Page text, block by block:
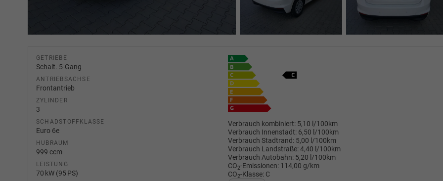
GETRIEBE
Schalt. 5-Gang
ANTRIEBSACHSE
Frontantrieb
ZYLINDER
3
SCHADSTOFFKLASSE
Euro 6e
HUBRAUM
999 ccm
LEISTUNG
70 kW (95 PS)
Verbrauch kombiniert: 5,10 l/100km
Verbrauch Innenstadt: 6,50 l/100km
Verbrauch Stadtrand: 5,00 l/100km
Verbrauch Landstraße:4,40 l/100km
Verbrauch Autobahn: 5,20 l/100km
CO2-Emissionen: 114,00 g/km
CO2-Klasse: C